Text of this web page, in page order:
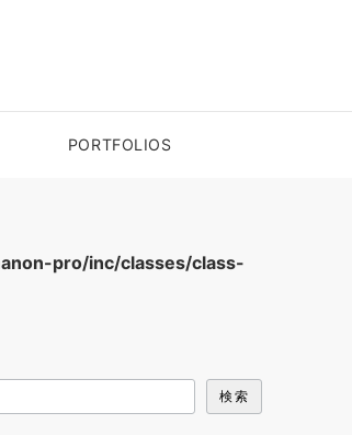
PORTFOLIOS
pro/inc/classes/class-
検索